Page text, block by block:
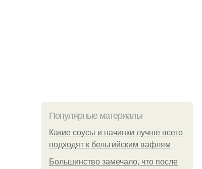
Популярные материалы
Какие соусы и начинки лучше всего
подходят к бельгийским вафлям
Большинство замечало, что после